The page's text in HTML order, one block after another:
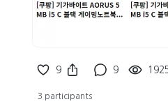
9 9
3 participants